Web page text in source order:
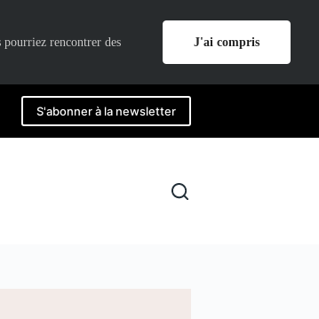
S'abonner à la newsletter
pourriez rencontrer des
J'ai compris